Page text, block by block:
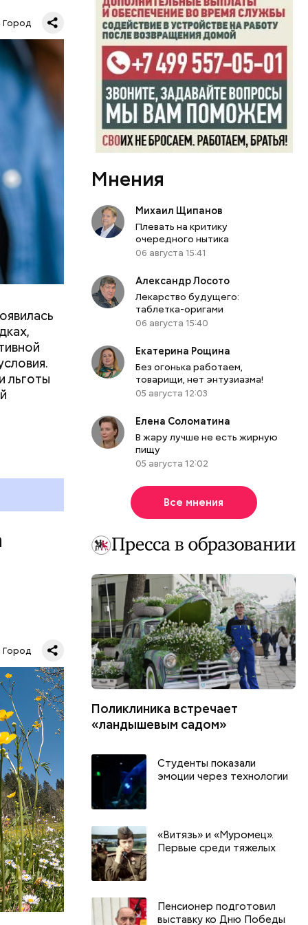
Город
льготы
Город
Мнения
Михаил Щипанов
Плевать на критику
очередного нытика
06 августа 15:41
Александр Лосото
Лекарство будущего:
таблетка-оригами
06 августа 15:40
Екатерина Рощина
Без огонька работаем,
товарищи, нет энтузиазма!
05 августа 12:03
Елена Соломатина
В жару лучше не есть жирную
пищу
05 августа 12:02
Все мнения
Поликлиника встречает
«ландышевым садом»
Студенты показали
эмоции через технологии
«Витязь» и «Муромец».
Первые среди тяжелых
Пенсионер подготовил
выставку ко Дню Победы